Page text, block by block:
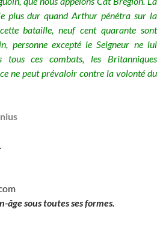
plus dur quand Arthur pénétra sur la
bataille, neuf cent quarante sont
personne excepté le Seigneur ne lui
tous ces combats, les Britanniques
ne peut prévaloir contre la volonté du
sous toutes ses formes.